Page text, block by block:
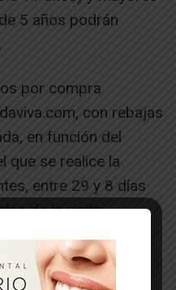
5 años podrán
por compra
con rebajas
en función del
que se realice la
entre 29 y 8 días
de la visita,
también